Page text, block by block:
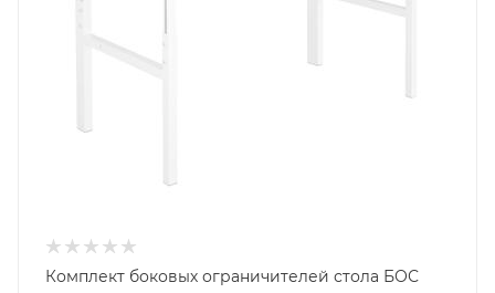
Комплект боковых ограничителей стола БОС